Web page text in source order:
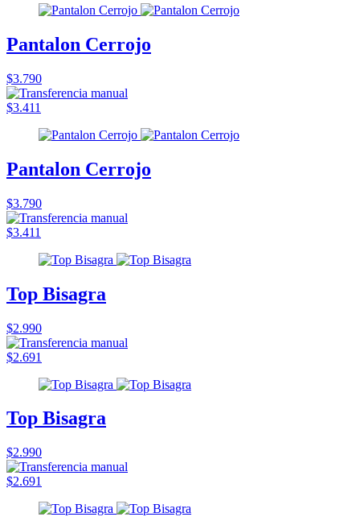
Pantalon Cerrojo
$3.790
$3.411
Pantalon Cerrojo
$3.790
$3.411
Top Bisagra
$2.990
$2.691
Top Bisagra
$2.990
$2.691